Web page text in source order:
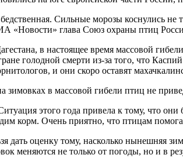
Сильные морозы коснулись
«Новости» глава Союз охраны птиц
в настоящее время массовой
голодной смерти из-за того, что
и они скоро оставят
в массовой гибели птиц не
этого года привела к тому, что
корм. Очень приятно, что птицам
дать оценку тому, насколько нынешняя
меняются не только от погоды, но и в